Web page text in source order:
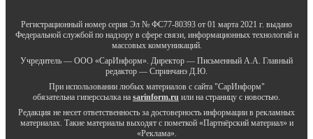
Регистрационный номер серия Эл № ФС77-80393 от 01 марта 2021 г. выдано
Федеральной службой по надзору в сфере связи, информационных технологий и
массовых коммуникаций.
Учредитель — ООО «СарИнформ». Директор — Письменный А.А. Главный
редактор — Спринчанэ Д.Ю.
При использовании любых материалов с сайта "СарИнформ"
обязательна гиперссылка на sarinform.ru или на страницу с новостью.
Редакция не несет ответственность за достоверность информации в рекламных
материалах. Такие материалы выходят с пометкой «Партнёрский материал» и
«Реклама».